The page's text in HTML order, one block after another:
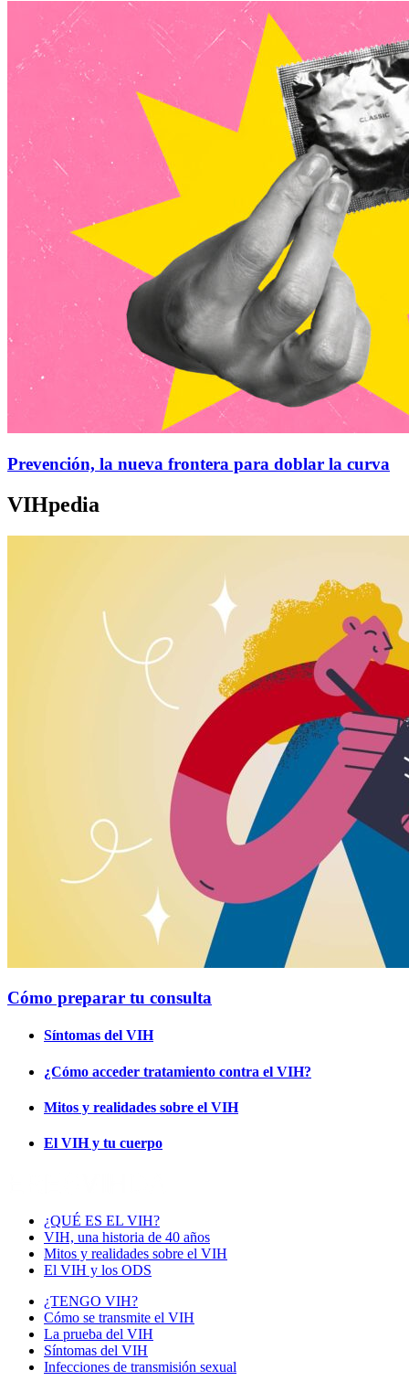
Prevención, la nueva frontera para doblar la curva
VIHpedia
Cómo preparar tu consulta
Síntomas del VIH
¿Cómo acceder tratamiento contra el VIH?
Mitos y realidades sobre el VIH
El VIH y tu cuerpo
¿QUÉ ES EL VIH?
VIH, una historia de 40 años
Mitos y realidades sobre el VIH
El VIH y los ODS
¿TENGO VIH?
Cómo se transmite el VIH
La prueba del VIH
Síntomas del VIH
Infecciones de transmisión sexual